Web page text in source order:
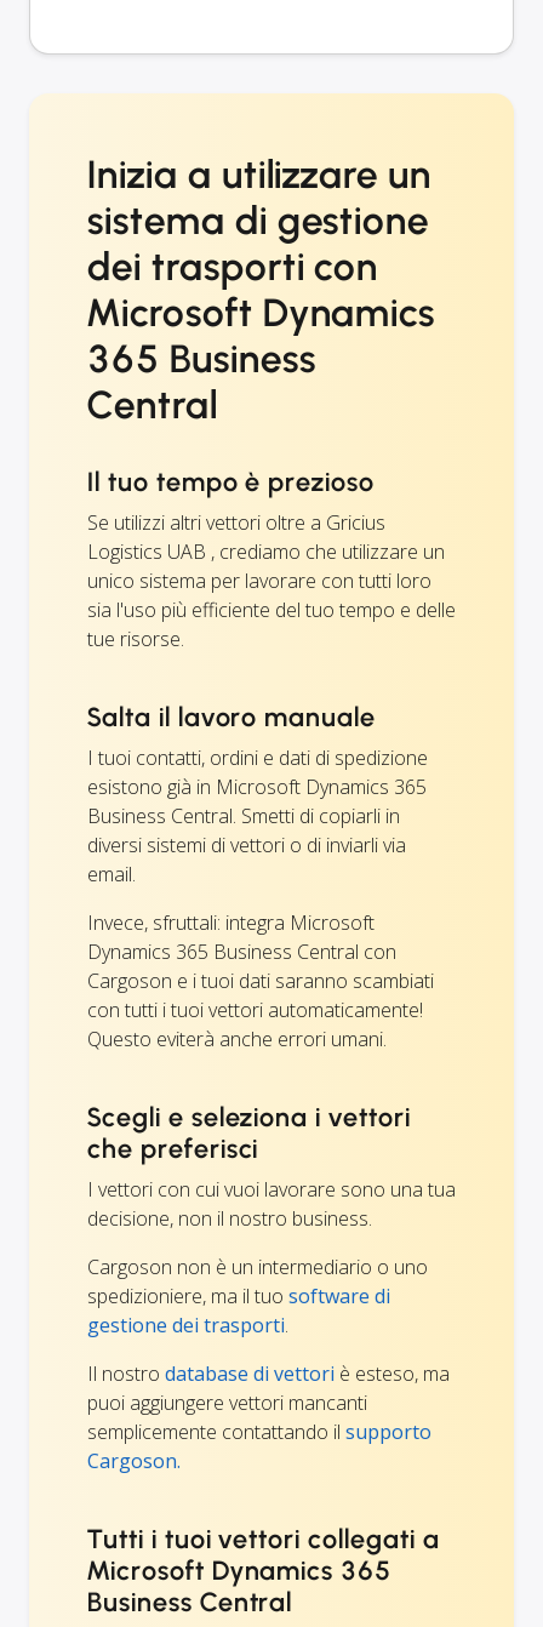
Inizia a utilizzare un
sistema di gestione
dei trasporti con
Microsoft Dynamics
365 Business
Central
Il tuo tempo è prezioso
Se utilizzi altri vettori oltre a Gricius
Logistics UAB , crediamo che utilizzare un
unico sistema per lavorare con tutti loro
sia l'uso più efficiente del tuo tempo e delle
tue risorse.
Salta il lavoro manuale
I tuoi contatti, ordini e dati di spedizione
esistono già in Microsoft Dynamics 365
Business Central. Smetti di copiarli in
diversi sistemi di vettori o di inviarli via
email.
Invece, sfruttali: integra Microsoft
Dynamics 365 Business Central con
Cargoson e i tuoi dati saranno scambiati
con tutti i tuoi vettori automaticamente!
Questo eviterà anche errori umani.
Scegli e seleziona i vettori
che preferisci
I vettori con cui vuoi lavorare sono una tua
decisione, non il nostro business.
Cargoson non è un intermediario o uno
spedizioniere, ma il tuo software di
gestione dei trasporti.
Il nostro database di vettori è esteso, ma
puoi aggiungere vettori mancanti
semplicemente contattando il supporto
Cargoson.
Tutti i tuoi vettori collegati a
Microsoft Dynamics 365
Business Central